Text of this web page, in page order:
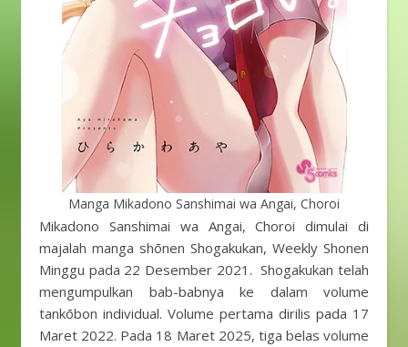
Manga Mikadono Sanshimai wa Angai, Choroi
Mikadono Sanshimai wa Angai, Choroi dimulai di
majalah manga shōnen Shogakukan, Weekly Shonen
Minggu pada 22 Desember 2021. Shogakukan telah
mengumpulkan bab-babnya ke dalam volume
tankōbon individual. Volume pertama dirilis pada 17
Maret 2022. Pada 18 Maret 2025, tiga belas volume